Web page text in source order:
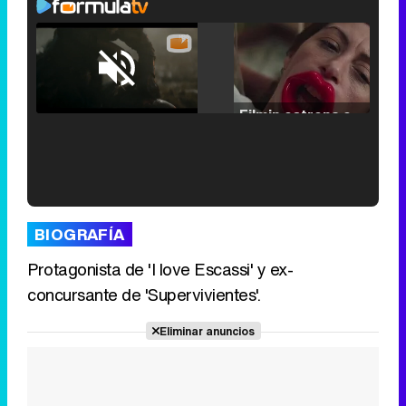
Unmute /
BIOGRAFÍA
Protagonista de 'I love Escassi' y ex-
concursante de 'Supervivientes'.
Eliminar anuncios